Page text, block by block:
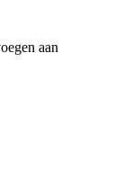
aan